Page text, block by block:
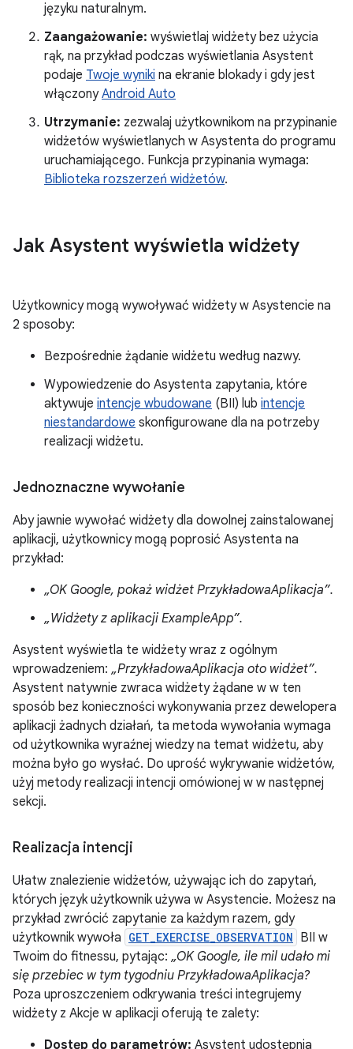
języku naturalnym.
Zaangażowanie: wyświetlaj widżety bez użycia
rąk, na przykład podczas wyświetlania Asystent
podaje Twoje wyniki na ekranie blokady i gdy jest
włączonyAndroid Auto
Utrzymanie: zezwalaj użytkownikom na przypinanie
widżetów wyświetlanych w Asystenta do programu
uruchamiającego. Funkcja przypinania wymaga:
Biblioteka rozszerzeń widżetów.
Jak Asystent wyświetla widżety
Użytkownicy mogą wywoływać widżety w Asystencie na
2 sposoby:
Bezpośrednie żądanie widżetu według nazwy.
Wypowiedzenie do Asystenta zapytania, które
aktywuje intencje wbudowane (BII) lub intencje
niestandardowe skonfigurowane dla na potrzeby
realizacji widżetu.
Jednoznaczne wywołanie
Aby jawnie wywołać widżety dla dowolnej zainstalowanej
aplikacji, użytkownicy mogą poprosić Asystenta na
przykład:
„OK Google, pokaż widżet PrzykładowaAplikacja”.
„Widżety z aplikacji ExampleApp”.
Asystent wyświetla te widżety wraz z ogólnym
wprowadzeniem: „PrzykładowaAplikacja oto widżet”.
Asystent natywnie zwraca widżety żądane w w ten
sposób bez konieczności wykonywania przez dewelopera
aplikacji żadnych działań, ta metoda wywołania wymaga
od użytkownika wyraźnej wiedzy na temat widżetu, aby
można było go wysłać. Do uprość wykrywanie widżetów,
użyj metody realizacji intencji omówionej w w następnej
sekcji.
Realizacja intencji
Ułatw znalezienie widżetów, używając ich do zapytań,
których język użytkownik używa w Asystencie. Możesz na
przykład zwrócić zapytanie za każdym razem, gdy
użytkownik wywoła GET_EXERCISE_OBSERVATION BII w
Twoim do fitnessu, pytając: „OK Google, ile mil udało mi
się przebiec w tym tygodniu PrzykładowaAplikacja?
Poza uproszczeniem odkrywania treści integrujemy
widżety z Akcje w aplikacji oferują te zalety:
Dostęp do parametrów: Asystent udostępnia